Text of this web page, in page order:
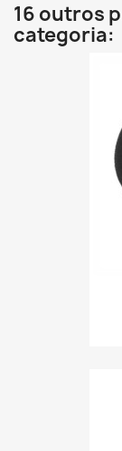
16 outros
categoria: